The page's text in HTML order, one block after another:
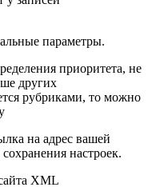
параметры.
приоритета, не
других
рубриками, то можно
на адрес вашей
настроек.